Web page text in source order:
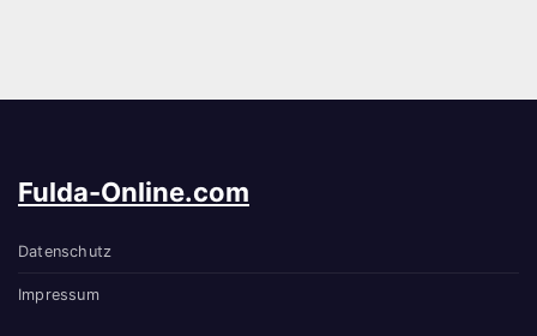
Fulda-Online.com
Datenschutz
Impressum